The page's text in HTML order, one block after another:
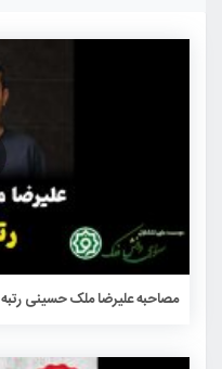
مصاحبه علیرضا ملک حسینی رتبه ۳ کنکور ریاضی ۱۴۰۱ با ماز